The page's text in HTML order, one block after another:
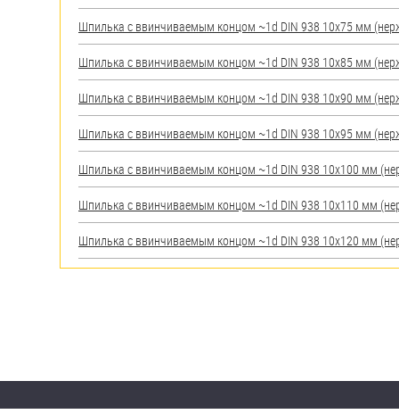
Шпилька c ввинчиваемым концом ~1d DIN 938 10х75 мм
Шпилька c ввинчиваемым концом ~1d DIN 938 10х85 мм
Шпилька c ввинчиваемым концом ~1d DIN 938 10х90 мм
Шпилька c ввинчиваемым концом ~1d DIN 938 10х95 мм
Шпилька c ввинчиваемым концом ~1d DIN 938 10х100 мм
Шпилька c ввинчиваемым концом ~1d DIN 938 10х110 мм
Шпилька c ввинчиваемым концом ~1d DIN 938 10х120 мм